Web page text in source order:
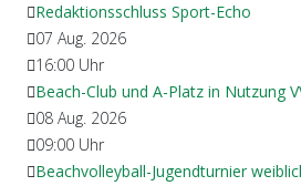
Redaktionsschluss Sport-Echo
07 Aug. 2026
16:00 Uhr
Beach-Club und A-Platz in Nutzung
08 Aug. 2026
09:00 Uhr
Beachvolleyball-Jugendturnier